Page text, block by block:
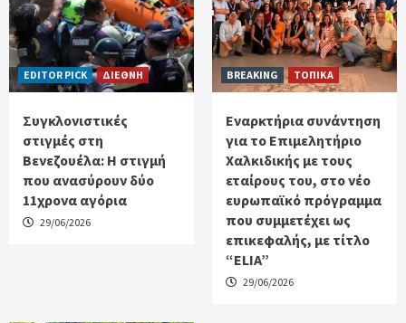
EDITOR PICK ΔΙΕΘΝΗ
Συγκλονιστικές
στιγμές στη
Βενεζουέλα: Η στιγμή
που ανασύρουν δύο
11χρονα αγόρια
29/06/2026
BREAKING ΤΟΠΙΚΑ
Εναρκτήρια συνάντηση
για το Επιμελητήριο
Χαλκιδικής με τους
εταίρους του, στο νέο
ευρωπαϊκό πρόγραμμα
που συμμετέχει ως
επικεφαλής, με τίτλο
“ELIA”
29/06/2026